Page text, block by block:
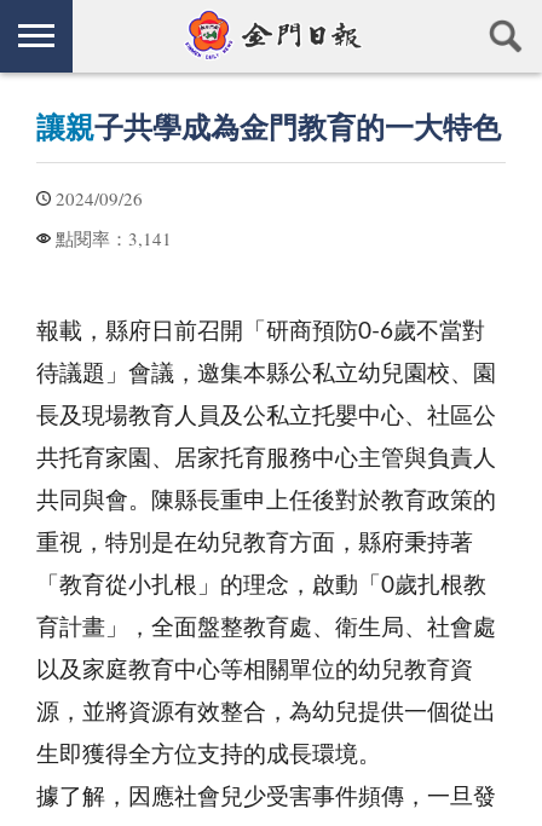
讓親子共學成為金門教育的一大特色
2024/09/26
點閱率： 3,141
報載，縣府日前召開「研商預防0-6歲不當對
待議題」會議，邀集本縣公私立幼兒園校、園
長及現場教育人員及公私立托嬰中心、社區公
共托育家園、居家托育服務中心主管與負責人
共同與會。陳縣長重申上任後對於教育政策的
重視，特別是在幼兒教育方面，縣府秉持著
「教育從小扎根」的理念，啟動「0歲扎根教
育計畫」，全面盤整教育處、衛生局、社會處
以及家庭教育中心等相關單位的幼兒教育資
源，並將資源有效整合，為幼兒提供一個從出
生即獲得全方位支持的成長環境。
據了解，因應社會兒少受害事件頻傳，一旦發